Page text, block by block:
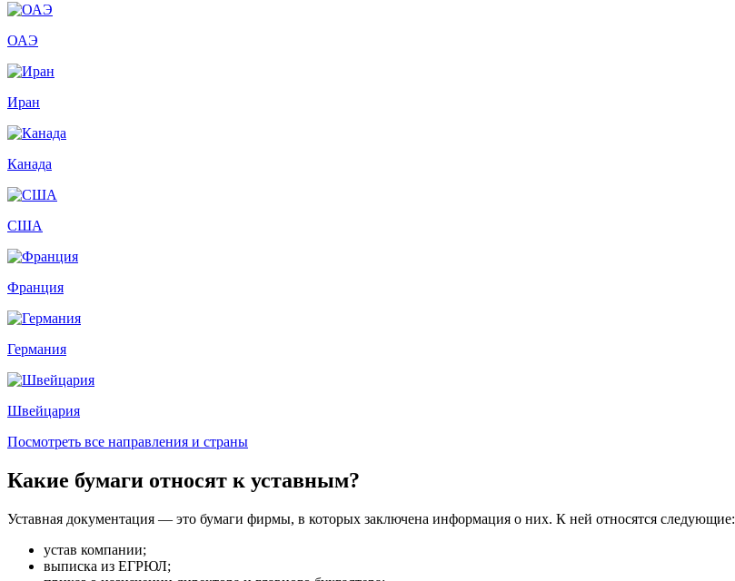
ОАЭ
Иран
Канада
США
Франция
Германия
Швейцария
Посмотреть все направления и страны
Какие бумаги относят к уставным?
Уставная документация — это бумаги фирмы, в которых заключена информация о них. К ней относятся следующие:
устав компании;
выписка из ЕГРЮЛ;